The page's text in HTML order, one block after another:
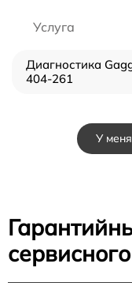
Услуга
Диагностика
404-261
У